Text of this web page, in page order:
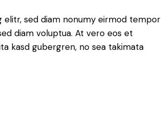
sed diam nonumy eirmod tempor
diam voluptua. At vero eos et
kasd gubergren, no sea takimata